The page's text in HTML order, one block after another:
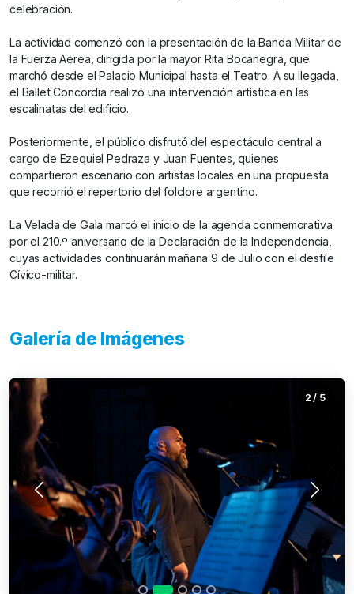
celebración.
La actividad comenzó con la presentación de la Banda Militar de
la Fuerza Aérea, dirigida por la mayor Rita Bocanegra, que
marchó desde el Palacio Municipal hasta el Teatro. A su llegada,
el Ballet Concordia realizó una intervención artística en las
escalinatas del edificio.
Posteriormente, el público disfrutó del espectáculo central a
cargo de Ezequiel Pedraza y Juan Fuentes, quienes
compartieron escenario con artistas locales en una propuesta
que recorrió el repertorio del folclore argentino.
La Velada de Gala marcó el inicio de la agenda conmemorativa
por el 210.º aniversario de la Declaración de la Independencia,
cuyas actividades continuarán mañana 9 de Julio con el desfile
Cívico-militar.
Galería de Imágenes
Anterior
2 / 5